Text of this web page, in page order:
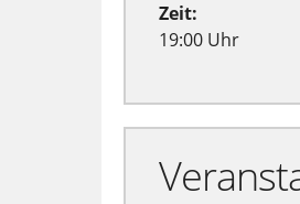
Zeit:
19:00 Uhr